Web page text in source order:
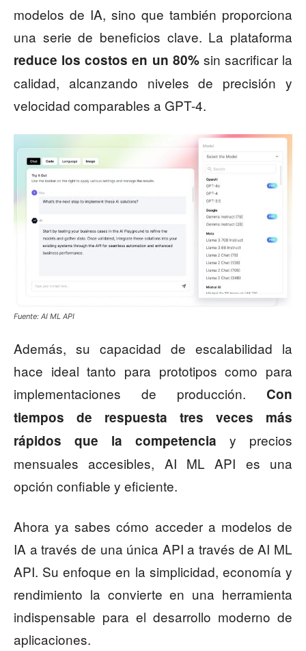
modelos de IA, sino que también proporciona
una serie de beneficios clave. La plataforma
reduce los costos en un 80%sin sacrificar la
calidad, alcanzando niveles de precisión y
velocidad comparables a GPT-4.
Fuente: AI ML API
Además, su capacidad de escalabilidad la
hace ideal tanto para prototipos como para
implementaciones de producción. Con
tiempos de respuesta tres veces más
rápidos que la competencia y precios
mensuales accesibles, AI ML API es una
opción confiable y eficiente.
Ahora ya sabes cómo acceder a modelos de
IA a través de una única API a través de AI ML
API. Su enfoque en la simplicidad, economía y
rendimiento la convierte en una herramienta
indispensable para el desarrollo moderno de
aplicaciones.